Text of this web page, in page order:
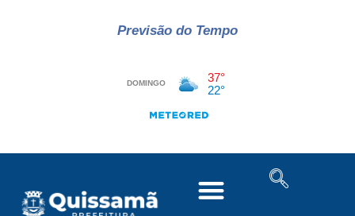
Previsão do Tempo